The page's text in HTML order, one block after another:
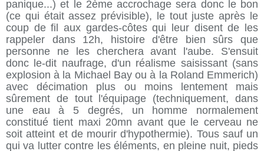
panique...) et le 2ème accrochage sera donc le bon
(ce qui était assez prévisible), le tout juste après le
coup de fil aux gardes-côtes qui leur disent de les
rappeler dans 12h, histoire d'être bien sûrs que
personne ne les cherchera avant l'aube. S'ensuit
donc le-dit naufrage, d'un réalisme saisissant (sans
explosion à la Michael Bay ou à la Roland Emmerich)
avec décimation plus ou moins lentement mais
sûrement de tout l'équipage (techniquement, dans
une eau à 5 degrés, un homme normalement
constitué tient maxi 20mn avant que le cerveau ne
soit atteint et de mourir d'hypothermie). Tous sauf un
qui va lutter contre les éléments, en pleine nuit, pieds